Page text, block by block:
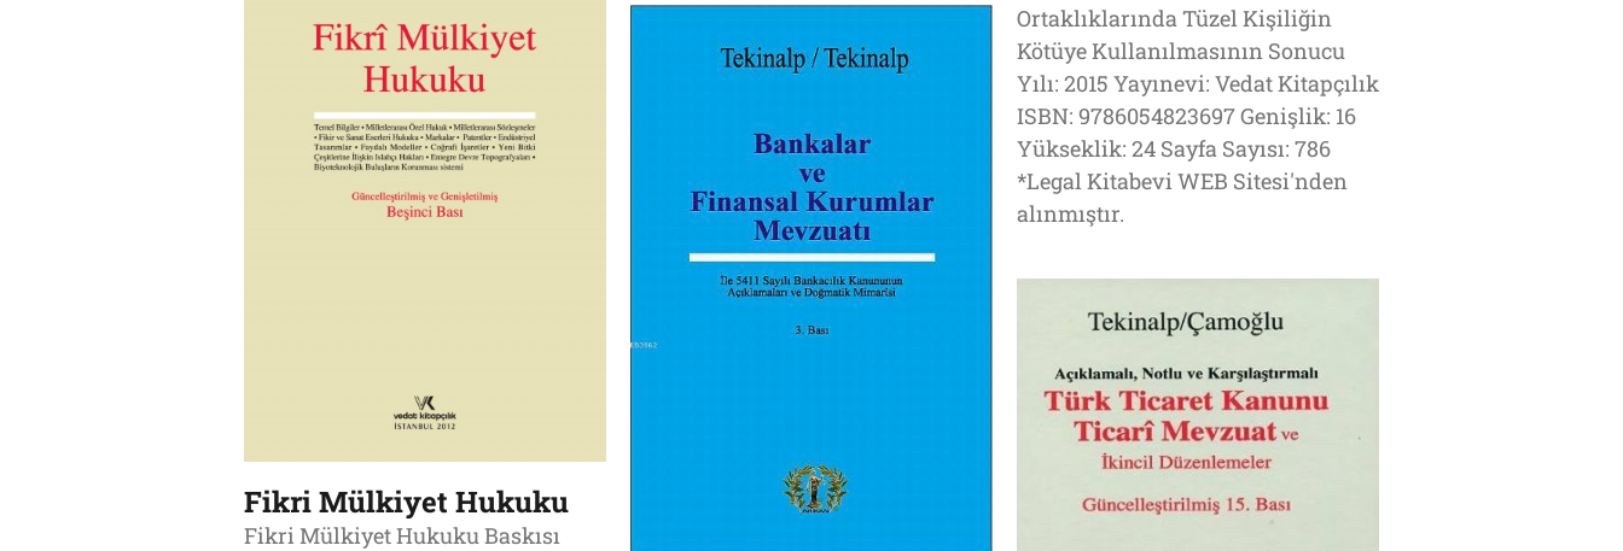
Ortaklıklarında Tüzel Kişiliğin
Kötüye Kullanılmasının Sonucu
Yılı: 2015 Yayınevi: Vedat Kitapçılık
ISBN: 9786054823697 Genişlik: 16
Yükseklik: 24 Sayfa Sayısı: 786
*Legal Kitabevi WEB Sitesi'nden
alınmıştır.
Fikri Mülkiyet Hukuku
Fikri Mülkiyet Hukuku Baskısı